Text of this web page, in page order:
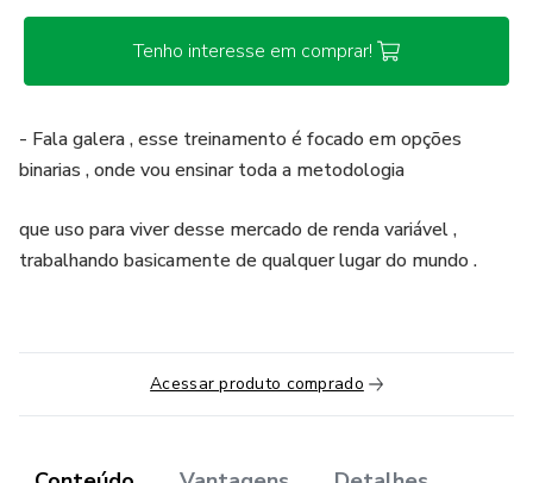
Tenho interesse em comprar!
- Fala galera , esse treinamento é focado em opções
binarias , onde vou ensinar toda a metodologia
que uso para viver desse mercado de renda variável ,
trabalhando basicamente de qualquer lugar do mundo .
Acessar produto comprado